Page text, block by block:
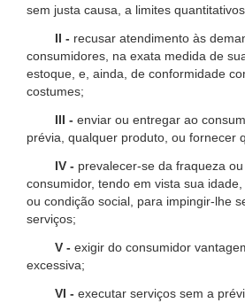
sem justa causa, a limites
II - recusar atendimento às
consumidores, na exata medida de
estoque, e, ainda, de conformidade
costumes;
III - enviar ou entregar ao
prévia, qualquer produto, ou fornecer
IV - prevalecer-se da fraqueza
consumidor, tendo em vista sua
ou condição social, para impingir-lhe
serviços;
V - exigir do consumidor
excessiva;
VI - executar serviços sem a